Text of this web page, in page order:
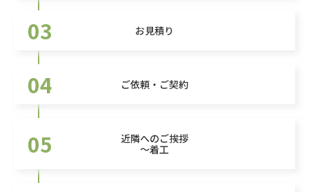
03 お見積り
04 ご依頼・ご契約
05
近隣へのご挨拶
～着工